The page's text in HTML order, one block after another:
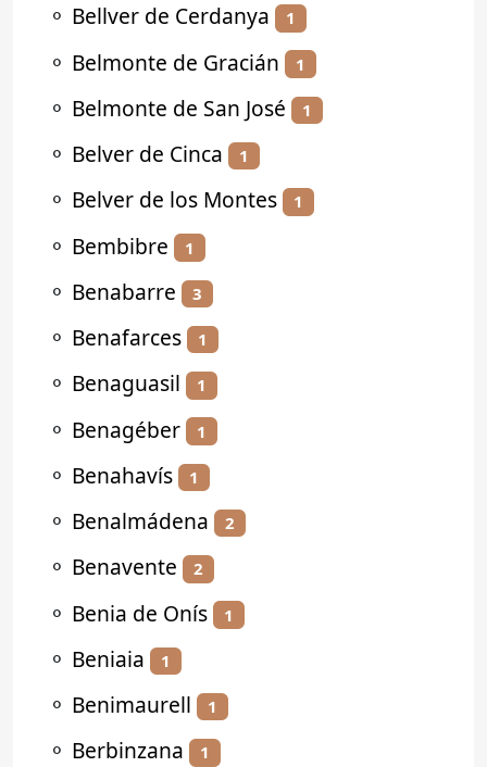
⚬ Bellver de Cerdanya 1
⚬ Belmonte de Gracián 1
⚬ Belmonte de San José 1
⚬ Belver de Cinca 1
⚬ Belver de los Montes 1
⚬ Bembibre 1
⚬ Benabarre 3
⚬ Benafarces 1
⚬ Benaguasil 1
⚬ Benagéber 1
⚬ Benahavís 1
⚬ Benalmádena 2
⚬ Benavente 2
⚬ Benia de Onís 1
⚬ Beniaia 1
⚬ Benimaurell 1
⚬ Berbinzana 1